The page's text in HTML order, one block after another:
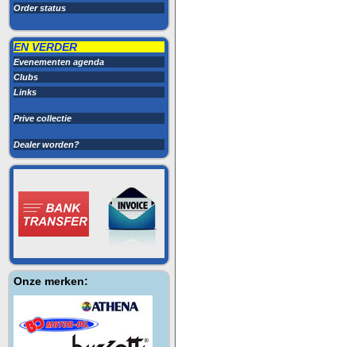
Order status
EN VERDER
Evenementen agenda
Clubs
Links
Prive collectie
Dealer worden?
Onze merken: